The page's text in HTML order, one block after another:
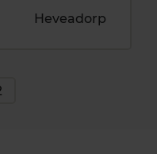
Heveadorp